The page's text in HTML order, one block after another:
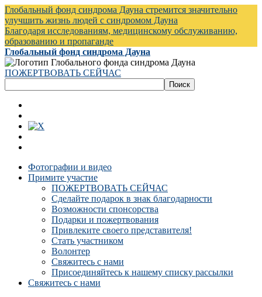
Глобальный фонд синдрома Дауна стремится значительно
улучшить жизнь людей с синдромом Дауна
Благодаря исследованиям, медицинскому обслуживанию,
образованию и пропаганде
Глобальный фонд синдрома Дауна
ПОЖЕРТВОВАТЬ СЕЙЧАС
Фотографии и видео
Примите участие
ПОЖЕРТВОВАТЬ СЕЙЧАС
Сделайте подарок в знак благодарности
Возможности спонсорства
Подарки и пожертвования
Привлеките своего представителя!
Стать участником
Волонтер
Свяжитесь с нами
Присоединяйтесь к нашему списку рассылки
Свяжитесь с нами